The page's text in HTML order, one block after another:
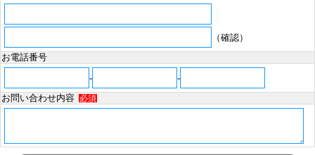
（確認）
お電話番号
-
-
お問い合わせ内容
必須